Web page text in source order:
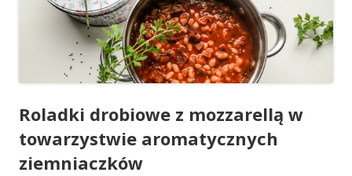
Roladki drobiowe z mozzarellą w
towarzystwie aromatycznych
ziemniaczków